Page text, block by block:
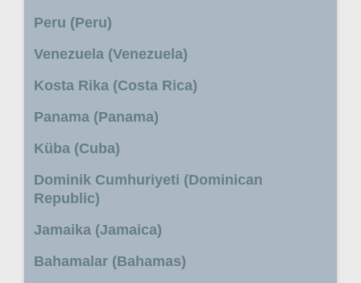
Peru (Peru)
Venezuela (Venezuela)
Kosta Rika (Costa Rica)
Panama (Panama)
Küba (Cuba)
Dominik Cumhuriyeti (Dominican
Republic)
Jamaika (Jamaica)
Bahamalar (Bahamas)